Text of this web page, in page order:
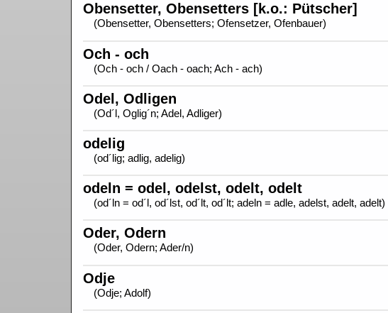
Obensetter, Obensetters [k.o.: Pütscher]
(Obensetter, Obensetters; Ofensetzer, Ofenbauer)
Och - och
(Och - och / Oach - oach; Ach - ach)
Odel, Odligen
(Od´l, Oglig´n; Adel, Adliger)
odelig
(od´lig; adlig, adelig)
odeln = odel, odelst, odelt, odelt
(od´ln = od´l, od´lst, od´lt, od´lt; adeln = adle, adelst, adelt, adelt)
Oder, Odern
(Oder, Odern; Ader/n)
Odje
(Odje; Adolf)